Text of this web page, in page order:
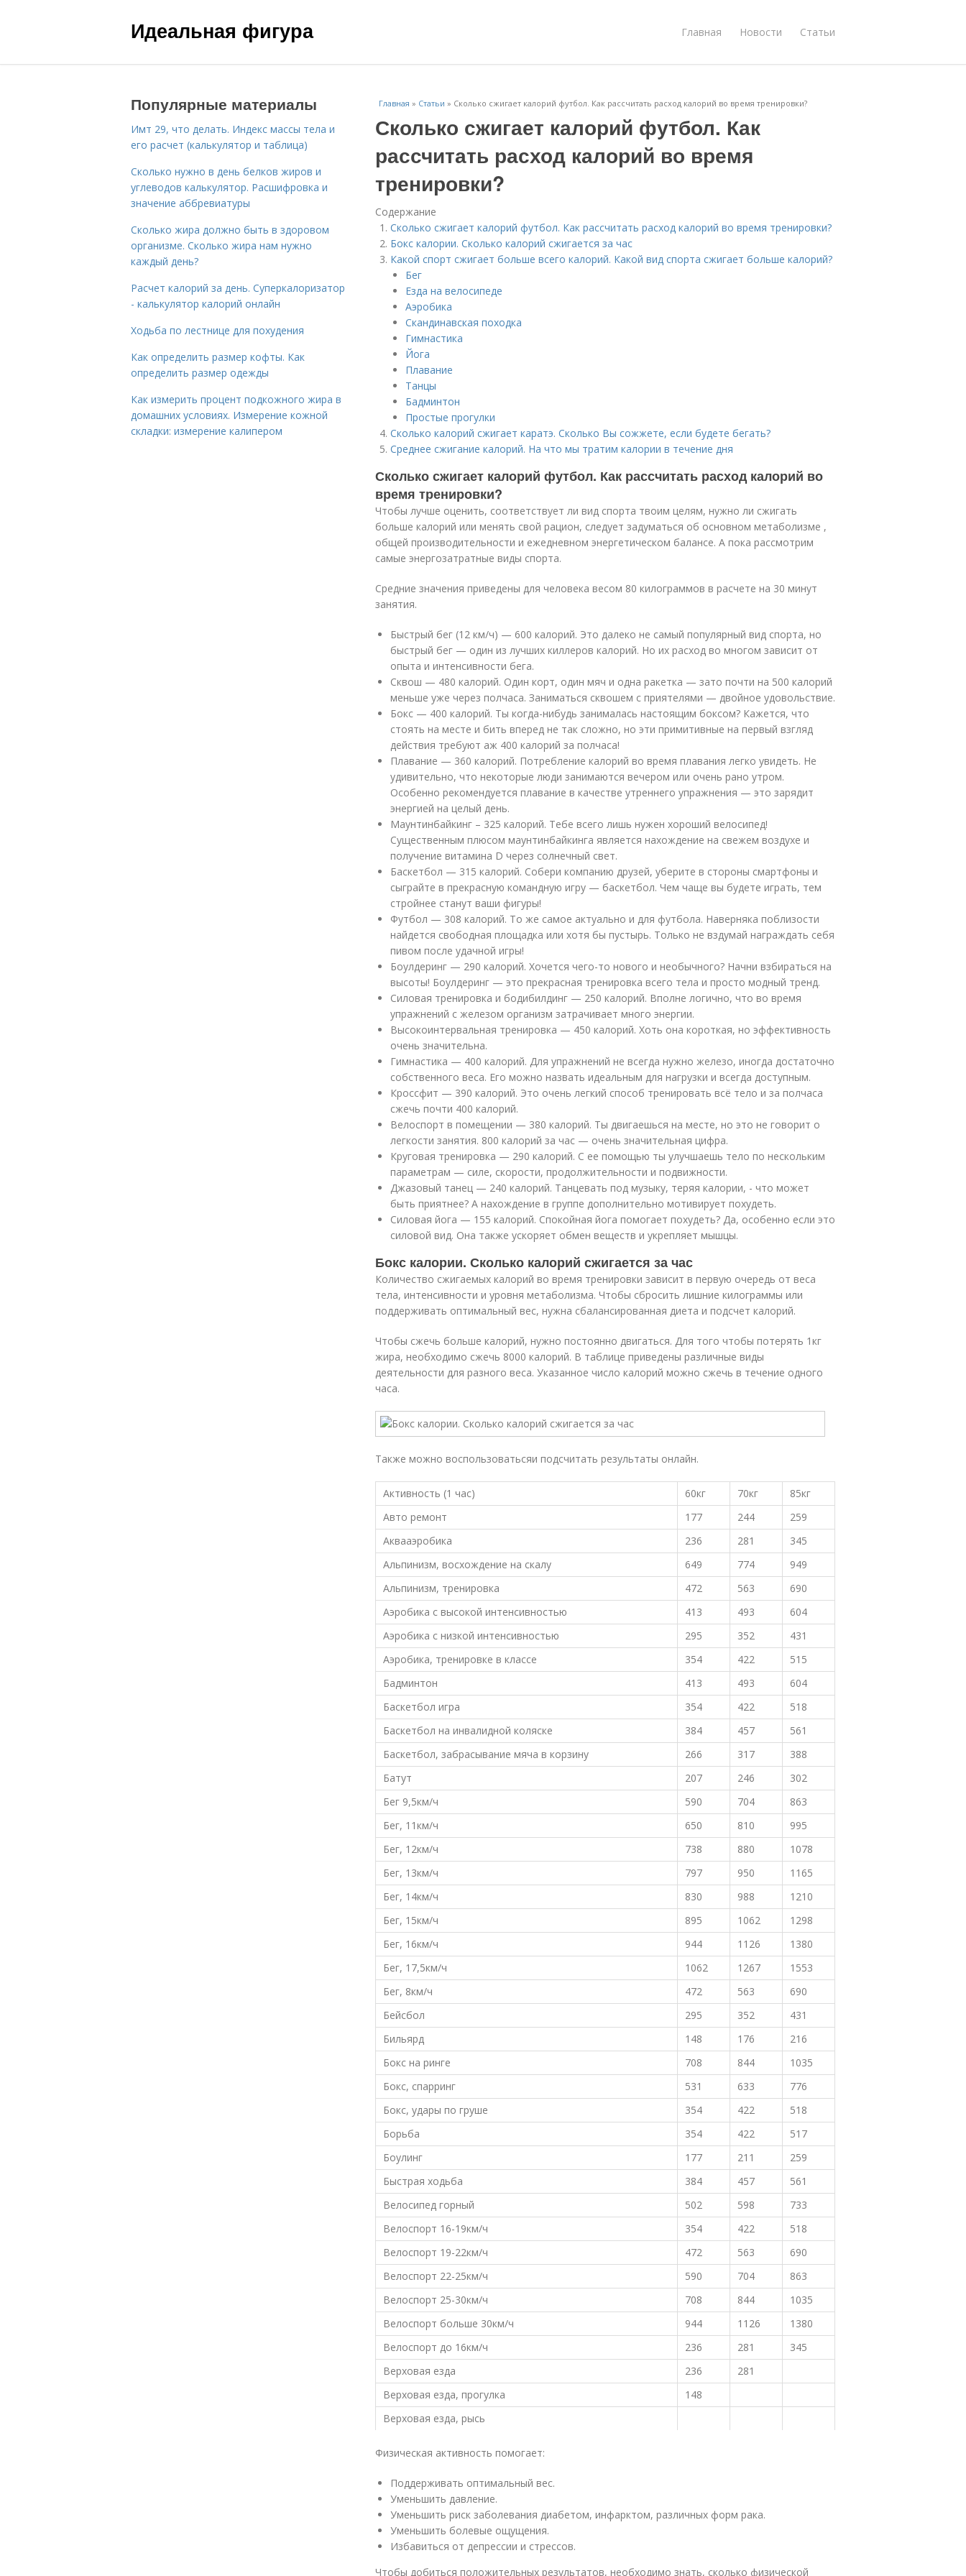
Идеальная фигура Главная Новости Статьи
Главная » Статьи » Сколько сжигает калорий футбол. Как рассчитать расход калорий во время тренировки?
Сколько сжигает калорий футбол. Как
рассчитать расход калорий во время
тренировки?
Содержание
Сколько сжигает калорий футбол. Как рассчитать расход калорий во время тренировки?
Бокс калории. Сколько калорий сжигается за час
Какой спорт сжигает больше всего калорий. Какой вид спорта сжигает больше калорий?
Бег
Езда на велосипеде
Аэробика
Скандинавская походка
Гимнастика
Йога
Плавание
Танцы
Бадминтон
Простые прогулки
Сколько калорий сжигает каратэ. Сколько Вы сожжете, если будете бегать?
Среднее сжигание калорий. На что мы тратим калории в течение дня
Сколько сжигает калорий футбол. Как рассчитать расход калорий во
время тренировки?
Чтобы лучше оценить, соответствует ли вид спорта твоим целям, нужно ли сжигать
больше калорий или менять свой рацион, следует задуматься об основном метаболизме ,
общей производительности и ежедневном энергетическом балансе. А пока рассмотрим
самые энергозатратные виды спорта.
Средние значения приведены для человека весом 80 килограммов в расчете на 30 минут
занятия.
Быстрый бег (12 км/ч) — 600 калорий. Это далеко не самый популярный вид спорта, но
быстрый бег — один из лучших киллеров калорий. Но их расход во многом зависит от
опыта и интенсивности бега.
Сквош — 480 калорий. Один корт, один мяч и одна ракетка — зато почти на 500 калорий
меньше уже через полчаса. Заниматься сквошем с приятелями — двойное удовольствие.
Бокс — 400 калорий. Ты когда-нибудь занималась настоящим боксом? Кажется, что
стоять на месте и бить вперед не так сложно, но эти примитивные на первый взгляд
действия требуют аж 400 калорий за полчаса!
Плавание — 360 калорий. Потребление калорий во время плавания легко увидеть. Не
удивительно, что некоторые люди занимаются вечером или очень рано утром.
Особенно рекомендуется плавание в качестве утреннего упражнения — это зарядит
энергией на целый день.
Маунтинбайкинг – 325 калорий. Тебе всего лишь нужен хороший велосипед!
Существенным плюсом маунтинбайкинга является нахождение на свежем воздухе и
получение витамина D через солнечный свет.
Баскетбол — 315 калорий. Собери компанию друзей, уберите в стороны смартфоны и
сыграйте в прекрасную командную игру — баскетбол. Чем чаще вы будете играть, тем
стройнее станут ваши фигуры!
Футбол — 308 калорий. То же самое актуально и для футбола. Наверняка поблизости
найдется свободная площадка или хотя бы пустырь. Только не вздумай награждать себя
пивом после удачной игры!
Боулдеринг — 290 калорий. Хочется чего-то нового и необычного? Начни взбираться на
высоты! Боулдеринг — это прекрасная тренировка всего тела и просто модный тренд.
Силовая тренировка и бодибилдинг — 250 калорий. Вполне логично, что во время
упражнений с железом организм затрачивает много энергии.
Высокоинтервальная тренировка — 450 калорий. Хоть она короткая, но эффективность
очень значительна.
Гимнастика — 400 калорий. Для упражнений не всегда нужно железо, иногда достаточно
собственного веса. Его можно назвать идеальным для нагрузки и всегда доступным.
Кроссфит — 390 калорий. Это очень легкий способ тренировать всё тело и за полчаса
сжечь почти 400 калорий.
Велоспорт в помещении — 380 калорий. Ты двигаешься на месте, но это не говорит о
легкости занятия. 800 калорий за час — очень значительная цифра.
Круговая тренировка — 290 калорий. С ее помощью ты улучшаешь тело по нескольким
параметрам — силе, скорости, продолжительности и подвижности.
Джазовый танец — 240 калорий. Танцевать под музыку, теряя калории, - что может
быть приятнее? А нахождение в группе дополнительно мотивирует похудеть.
Силовая йога — 155 калорий. Спокойная йога помогает похудеть? Да, особенно если это
силовой вид. Она также ускоряет обмен веществ и укрепляет мышцы.
Бокс калории. Сколько калорий сжигается за час
Количество сжигаемых калорий во время тренировки зависит в первую очередь от веса
тела, интенсивности и уровня метаболизма. Чтобы сбросить лишние килограммы или
поддерживать оптимальный вес, нужна сбалансированная диета и подсчет калорий.
Чтобы сжечь больше калорий, нужно постоянно двигаться. Для того чтобы потерять 1кг
жира, необходимо сжечь 8000 калорий. В таблице приведены различные виды
деятельности для разного веса. Указанное число калорий можно сжечь в течение одного
часа.
Также можно воспользоватьсяи подсчитать результаты онлайн.
Активность (1 час) 60кг 70кг
85кг
Авто ремонт
177 244
259
Аквааэробика
236 281
345
Альпинизм, восхождение на скалу
649 774
949
Альпинизм, тренировка
472 563
690
Аэробика с высокой интенсивностью
413 493
604
Аэробика с низкой интенсивностью
295 352
431
Аэробика, тренировке в классе
354 422
515
Бадминтон
413 493
604
Баскетбол игра
354 422
518
Баскетбол на инвалидной коляске
384 457
561
Баскетбол, забрасывание мяча в корзину
266 317
388
Батут
207 246
302
Бег 9,5км/ч
590 704
863
Бег, 11км/ч
650 810
995
Бег, 12км/ч
738 880
1078
Бег, 13км/ч
797 950
1165
Бег, 14км/ч
830 988
1210
Бег, 15км/ч
895 1062
1298
Бег, 16км/ч
944 1126
1380
Бег, 17,5км/ч
1062 1267
1553
Бег, 8км/ч
472 563
690
Бейсбол
295 352
431
Бильярд
148 176
216
Бокс на ринге
708 844
1035
Бокс, спарринг
531 633
776
Бокс, удары по груше
354 422
518
Борьба
354 422
517
Боулинг
177 211
259
Быстрая ходьба
384 457
561
Велосипед горный
502 598
733
Велоспорт 16-19км/ч
354 422
518
Велоспорт 19-22км/ч
472 563
690
Велоспорт 22-25км/ч
590 704
863
Велоспорт 25-30км/ч
708 844
1035
Велоспорт больше 30км/ч
944 1126
1380
Велоспорт до 16км/ч
236 281
345
Верховая езда
236
281
Верховая езда, прогулка
148
Верховая езда, рысь
Физическая активность помогает:
Поддерживать оптимальный вес.
Уменьшить давление.
Уменьшить риск заболевания диабетом, инфарктом, различных форм рака.
Уменьшить болевые ощущения.
Избавиться от депрессии и стрессов.
Чтобы добиться положительных результатов, необходимо знать, сколько физической
Популярные материалы
Имт 29, что делать. Индекс массы тела и
его расчет (калькулятор и таблица)
Сколько нужно в день белков жиров и
углеводов калькулятор. Расшифровка и
значение аббревиатуры
Сколько жира должно быть в здоровом
организме. Сколько жира нам нужно
каждый день?
Расчет калорий за день. Суперкалоризатор
- калькулятор калорий онлайн
Ходьба по лестнице для похудения
Как определить размер кофты. Как
определить размер одежды
Как измерить процент подкожного жира в
домашних условиях. Измерение кожной
складки: измерение калипером